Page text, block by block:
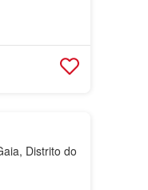
Distrito do